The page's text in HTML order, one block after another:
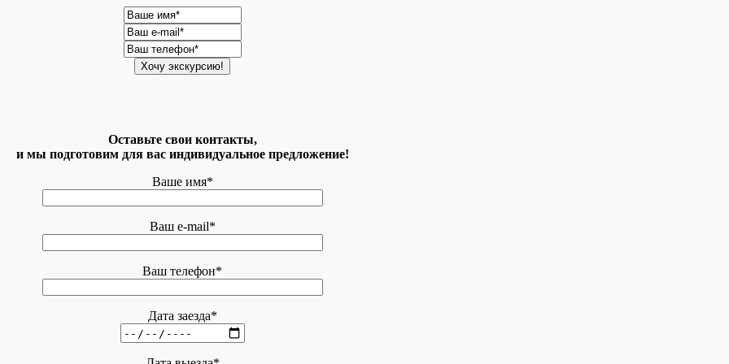
Оставьте свои контакты,
и мы подготовим для вас индивидуальное предложение!
Ваше имя*
Ваш e-mail*
Ваш телефон*
Дата заезда*